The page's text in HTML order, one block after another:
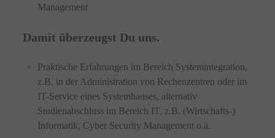
Management
Damit überzeugst Du uns.
Praktische Erfahrungen im Bereich Systemintegration,
z.B. in der Administration von Rechenzentren oder im
IT-Service eines Systemhauses, alternativ
Studienabschluss im Bereich IT, z.B. (Wirtschafts-)
Informatik, Cyber Security Management o.ä.